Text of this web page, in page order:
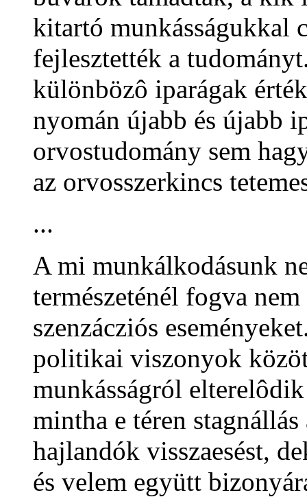
kitartó munkásságukkal
fejlesztették a
különbözô iparágak
nyomán újabb és újabb
orvostudomány sem
az orvosszerkincs
...
A mi munkálkodásunk
természeténél fogva
szenzácziós
politikai viszonyok
munkásságról
mintha e téren
hajlandók visszaesést,
és velem együtt